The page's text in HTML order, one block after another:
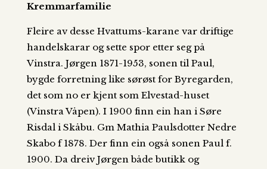
Kremmarfamilie
Fleire av desse Hvattums-karane var driftige
handelskarar og sette spor etter seg på
Vinstra. Jørgen 1871-1953, sonen til Paul,
bygde forretning like sørøst for Byregarden,
det som no er kjent som Elvestad-huset
(Vinstra Våpen). I 1900 finn ein han i Søre
Risdal i Skåbu. Gm Mathia Paulsdotter Nedre
Skabo f 1878. Der finn ein også sonen Paul f.
1900. Da dreiv Jørgen både butikk og